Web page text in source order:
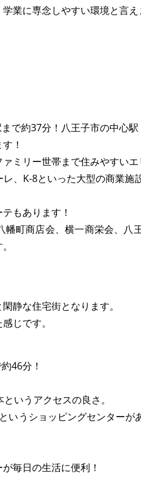
業に専念しやすい環境と言え
で約37分！八王子市の中心駅
！
ミリー世帯まで住みやすいエ
、K-8といった大型の商業施
もあります！
町商店会、横一商栄会、八
静な住宅街となります。
じです。
46分！
いうアクセスの良さ。
いうショッピングセンターが
毎日の生活に便利！